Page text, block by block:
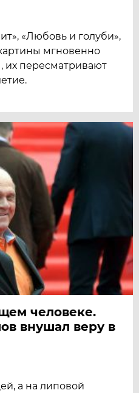
«Любовь и голуби»,
мгновенно
их пересматривают
человеке.
внушал веру в
а на липовой